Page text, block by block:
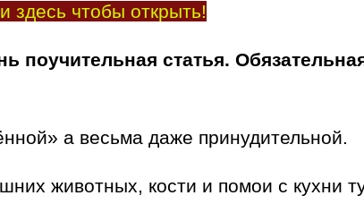
чтобы открыть!
поучительная статья.
а весьма даже принудительной.
животных, кости и помои с кухни